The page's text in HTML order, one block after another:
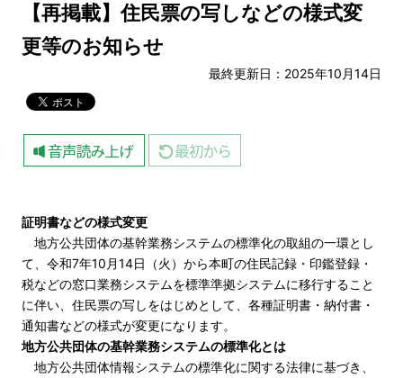
【再掲載】住民票の写しなどの様式変
更等のお知らせ
最終更新日：2025年10月14日
証明書などの様式変更
地方公共団体の基幹業務システムの標準化の取組の一環とし
て、令和7年10月14日（火）から本町の住民記録・印鑑登録・
税などの窓口業務システムを標準準拠システムに移行すること
に伴い、住民票の写しをはじめとして、各種証明書・納付書・
通知書などの様式が変更になります。
地方公共団体の基幹業務システムの標準化とは
地方公共団体情報システムの標準化に関する法律に基づき、